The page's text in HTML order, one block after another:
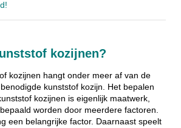
kozijnen?
kozijnen hangt onder meer af van de
kunststof kozijn. Het bepalen
kozijnen is eigenlijk maatwerk,
worden door meerdere factoren.
een belangrijke factor. Daarnaast speelt